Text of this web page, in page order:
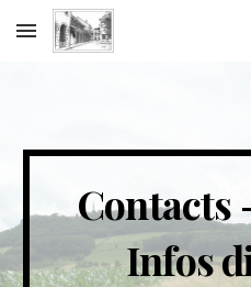
Skip to main content
Contacts
Infos